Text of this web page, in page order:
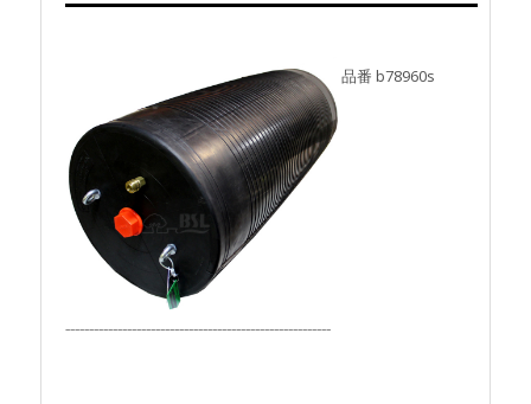
品番 b78960s
⁻⁻⁻⁻⁻⁻⁻⁻⁻⁻⁻⁻⁻⁻⁻⁻⁻⁻⁻⁻⁻⁻⁻⁻⁻⁻⁻⁻⁻⁻⁻⁻⁻⁻⁻⁻⁻⁻⁻⁻⁻⁻⁻⁻⁻⁻⁻⁻⁻⁻⁻⁻⁻⁻⁻⁻